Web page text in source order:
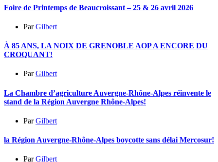
Foire de Printemps de Beaucroissant – 25 & 26 avril 2026
ParGilbert
À 85 ANS, LA NOIX DE GRENOBLE AOP A ENCORE DU
CROQUANT!
ParGilbert
La Chambre d’agriculture Auvergne-Rhône-Alpes réinvente le
stand de la Région Auvergne Rhône-Alpes!
ParGilbert
la Région Auvergne-Rhône-Alpes boycotte sans délai Mercosur!
ParGilbert